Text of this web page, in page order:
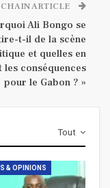
ARTICLE
Ali Bongo se
t-il de la scène
et quelles en
les conséquences
pour le Gabon ? »
Tout
& OPINIONS